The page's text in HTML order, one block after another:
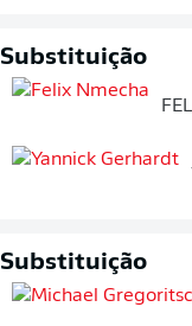
Substituição
Substituição